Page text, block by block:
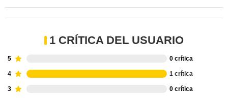
1 CRÍTICA DEL USUARIO
5 0 crítica
4 1 crítica
3 0 crítica